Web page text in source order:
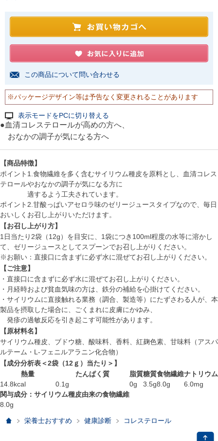
この商品について問い合わせる
※パッケージデザイン等は予告なく変更されることがあります
表示モードをPCに切り替える
●血清コレステロールが高めの方へ、
おなかの調子が気になる方へ
【商品特徴】
ポイント1.食物繊維を多く含むサイリウム種皮を原料とし、血清コレス
テロールやおなかの調子が気になる方に
適するよう工夫されています。
ポイント2.甘酸っぱいアセロラ味のゼリージュースタイプなので、毎日
おいしくお召し上がりいただけます。
【お召し上がり方】
1日当たり2袋（12g）を目安に、1袋につき100ml程度の水等に溶かし
て、ゼリージュースとしてスプーンでお召し上がりください。
※お願い：直接口に含まずに必ず水に混ぜてお召し上がりください。
【ご注意】
・直接口に含まずに必ず水に混ぜてお召し上がりください。
・月経時および貧血気味の方は、鉄分の補給を心掛けてください。
・サイリウムに直接触れる業務（調合、製造等）にたずさわる人が、本
製品を摂取した場合に、ごくまれに皮膚にかゆみ、
発疹の過敏反応を引き起こす可能性があります。
【原材料名】
サイリウム種皮、ブドウ糖、酸味料、香料、紅麹色素、甘味料（アスパ
ルテーム・L-フェニルアラニン化合物）
【成分分析表＜2袋（12ｇ）当たり＞】
熱量
たんぱく質 脂質糖質食物繊維ナトリウム
14.8kcal
0.1g 0g 3.5g8.0g
6.0mg
関与成分：サイリウム種皮由来の食物繊維
8.0g
ホーム栄養士おすすめ 健康診断 コレステロール